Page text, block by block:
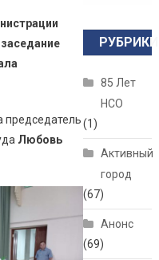
председатель
Любовь
РУБРИКИ
85 Лет
НСО
(1)
Активный
город
(67)
Анонс
(69)